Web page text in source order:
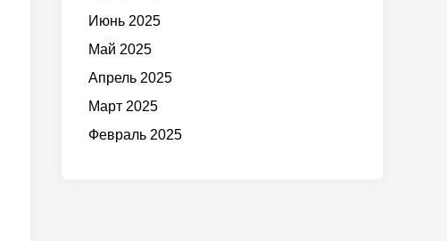
Июнь 2025
Май 2025
Апрель 2025
Март 2025
Февраль 2025